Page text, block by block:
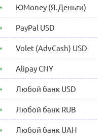
ЮMoney (Я.Деньги)
PayPal USD
Volet (AdvCash) USD
Alipay CNY
Любой банк USD
Любой банк RUB
Любой банк UAH